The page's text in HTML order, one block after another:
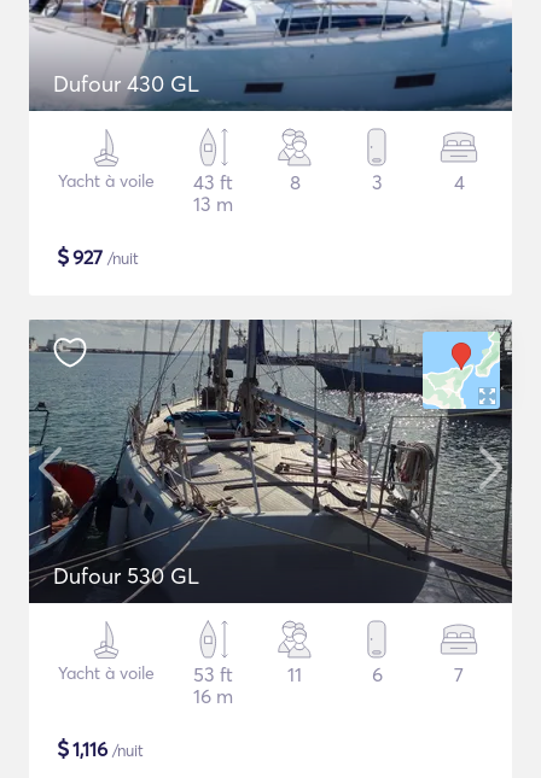
Dufour 430 GL
Yacht à voile
43 ft
13 m
8 3 4
$927 /nuit
Dufour 530 GL
Yacht à voile
53 ft
16 m
11 6 7
$1,116 /nuit